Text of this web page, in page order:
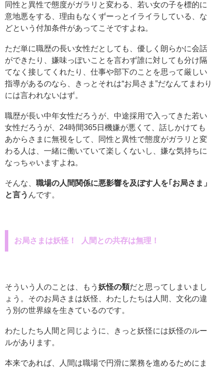
同性と異性で態度がガラリと変わる、若い女の子を標的に
意地悪をする、理由もなくずーっとイライラしている、な
どという付加条件があってこそですよね。
ただ単に職歴の長い女性だとしても、優しく朗らかに会話
ができたり、嫌味っぽいことを言わず誰に対しても分け隔
てなく接してくれたり、仕事や部下のことを思って厳しい
指導があるのなら、きっとそれは“お局さま”だなんてまわり
には言われないはず。
職歴が長い中年女性だろうが、中途採用で入ってきた若い
女性だろうが、24時間365日機嫌が悪くて、話しかけても
あからさまに無視をして、同性と異性で態度がガラリと変
わる人は、一緒に働いていて楽しくないし、嫌な気持ちに
なっちゃいますよね。
そんな、 職場の人間関係に悪影響を及ぼす人を｢お局さま」
と言う んです。
お局さまは妖怪！ 人間との共存は無理！
そういう人のことは、もう 妖怪の類だと思ってしまいまし
ょう。そのお局さまは妖怪、わたしたちは人間、文化の違
う別の世界線を生きているのです。
わたしたち人間と同じように、きっと妖怪には妖怪のルー
ルがあります。
本来であれば、人間は職場で円滑に業務を進めるためにま